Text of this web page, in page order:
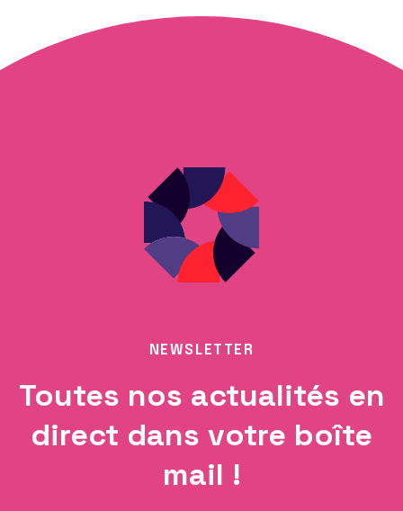
NEWSLETTER
Toutes nos actualités en
direct dans votre boîte
mail !